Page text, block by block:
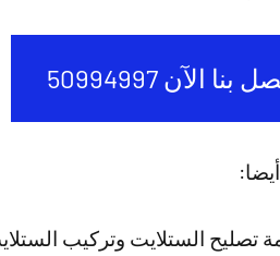
بنا الآن 50994997
تصليح الستلايت وتركيب